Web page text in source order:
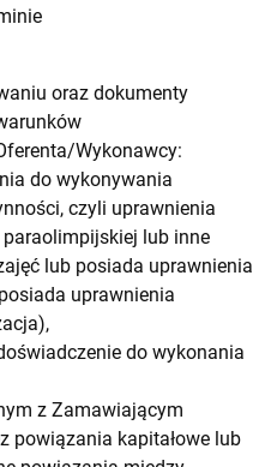
oraz dokumenty
Wykonawcy:
do wykonywania
czyli uprawnienia
lub inne
lub posiada uprawnienia
uprawnienia
do wykonania
z Zamawiającym
powiązania kapitałowe lub